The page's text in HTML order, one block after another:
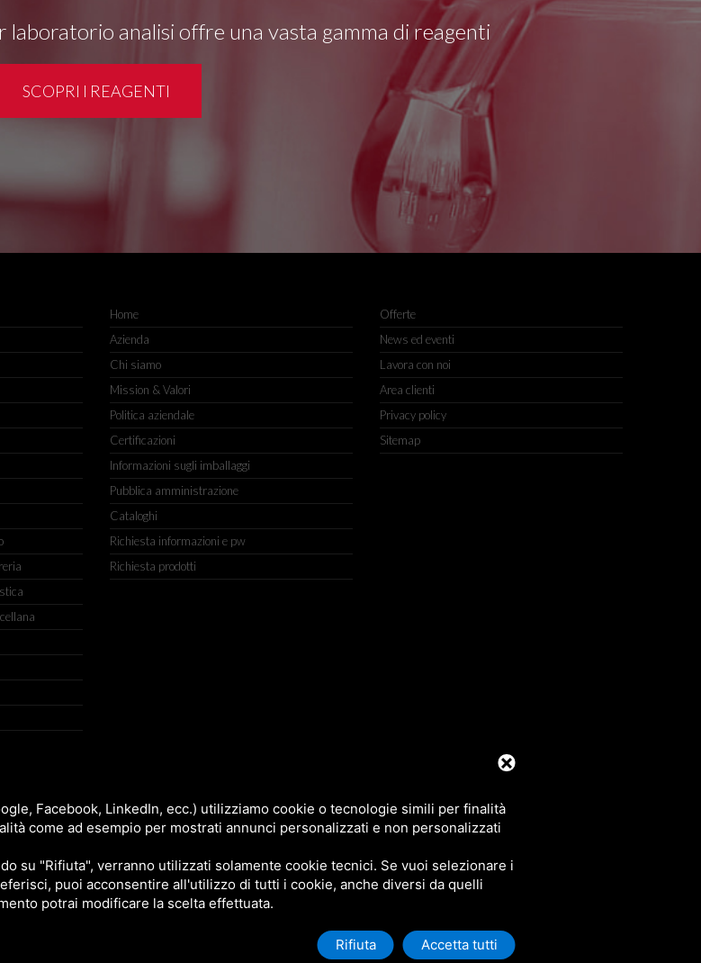
analisi offre una vasta gamma di reagenti
SCOPRI I REAGENTI
Home
Azienda
Chi siamo
Mission & Valori
Politica aziendale
Certificazioni
Informazioni sugli imballaggi
Pubblica amministrazione
Cataloghi
Richiesta informazioni e pw
Richiesta prodotti
Offerte
News ed eventi
Lavora con noi
Area clienti
Privacy policy
Sitemap
45030 VILLAMARZANA (RO) ITALY, TEL +39 0425 492644. P.I. 00748970290
Facebook, LinkedIn, ecc.) utilizziamo cookie o tecnologie simili per finalità
come ad esempio per mostrati annunci personalizzati e non personalizzati
su "Rifiuta", verranno utilizzati solamente cookie tecnici. Se vuoi selezionare i
puoi acconsentire all'utilizzo di tutti i cookie, anche diversi da quelli
potrai modificare la scelta effettuata.
Rifiuta Accetta tutti